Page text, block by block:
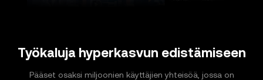
Työkaluja hyperkasvun edistämiseen
Pääset osaksi miljoonien käyttäjien yhteisöä, jossa on